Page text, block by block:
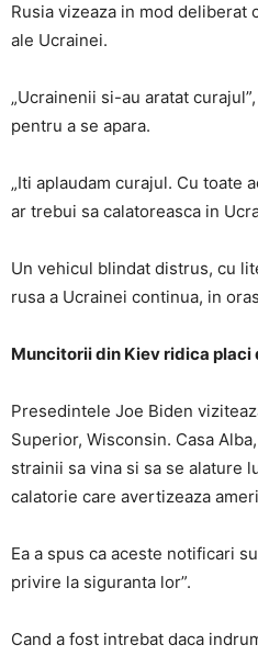
Rusia vizeaza in mod
ale Ucrainei.
„Ucrainenii si-au aratat
pentru a se apara.
„Iti aplaudam curajul. Cu toate
ar trebui sa calatoreasca in
Un vehicul blindat distrus, cu
rusa a Ucrainei continua, in
Muncitorii din Kiev ridica placi
Presedintele Joe Biden
Superior, Wisconsin. Casa
strainii sa vina si sa se alature
calatorie care avertizeaza
Ea a spus ca aceste notificari
privire la siguranta lor”.
Cand a fost intrebat daca